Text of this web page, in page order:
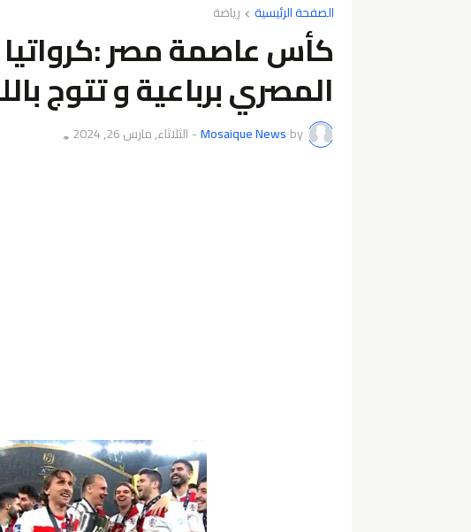
الصفحة الرئيسية رياضة
كأس عاصمة مصر
المصري برباعية و تتوج
by
Mosaique News
- الثلاثاء, مارس 26, 2024 👁️